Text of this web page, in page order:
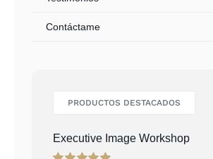
Executive Image Workshop
Rated5.00
out of 5